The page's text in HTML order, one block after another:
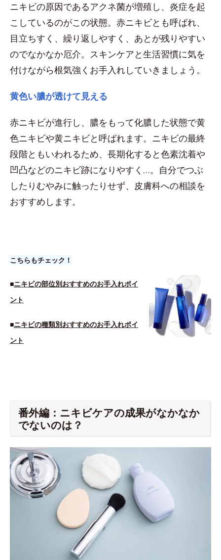
ニキビの原因であるアクネ菌が増殖し、炎症を起
こしているのがこの状態。赤ニキビとも呼ばれ、
目立ちすく、繰り返しやすく、あとが残りやすい
のでなかなか厄介。スキンケアと生活習慣に気を
付けながら根気強くお手入れしていきましょう。
黄色い膿が透けて見える
赤ニキビが進行し、膿をもって化膿した状態で黄
色ニキビや黄ニキビと呼ばれます。ニキビの最終
段階ともいわれるため、長期化すると色素沈着や
凹凸などのニキビ跡になりやすく…。自分でつぶ
したりむやみに触ったりせず、皮膚科への相談を
おすすめします。
こちらもチェック！
■ニキビの部位別おすすめのお手入れポイ
ント
■ニキビの種類別おすすめのお手入れポイ
ント
番外編：ニキビケアの成果がなかなか
でないのは？